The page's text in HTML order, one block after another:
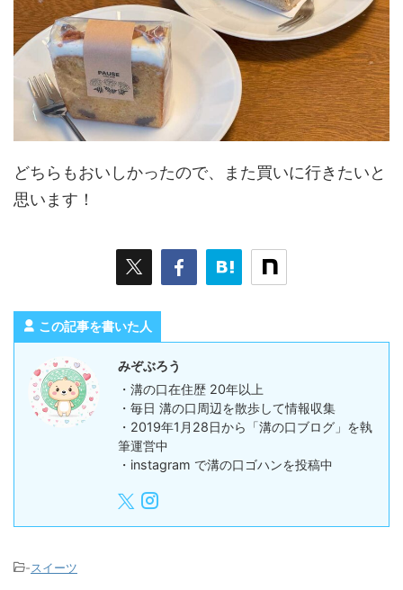
どちらもおいしかったので、また買いに行きたいと
思います！
この記事を書いた人
みぞぶろう
・溝の口在住歴 20年以上
・毎日 溝の口周辺を散歩して情報収集
・2019年1月28日から「溝の口ブログ」を執
筆運営中
・instagram で溝の口ゴハンを投稿中
-スイーツ